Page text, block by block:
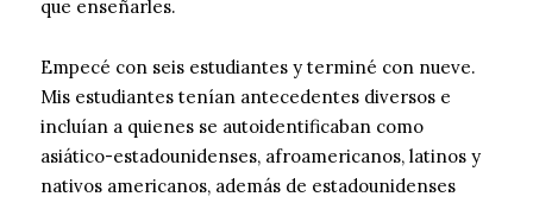
que enseñarles.
Empecé con seis estudiantes y terminé con nueve.
Mis estudiantes tenían antecedentes diversos e
incluían a quienes se autoidentificaban como
asiático-estadounidenses, afroamericanos, latinos y
nativos americanos, además de estadounidenses